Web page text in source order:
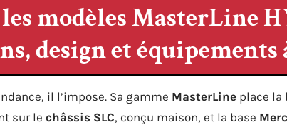
modèles MasterLine
design et équipements
il l’impose. Sa gamme MasterLine place la
sur le châssis SLC, conçu maison, et la base